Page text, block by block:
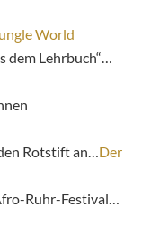
World
dem Lehrbuch“…
Rotstift an… Der
Ruhr-Festival…